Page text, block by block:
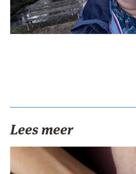
Lees meer